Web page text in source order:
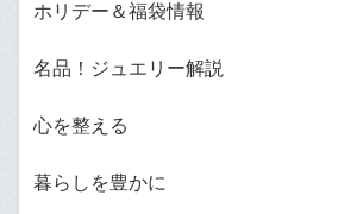
ホリデー＆福袋情報
名品！ジュエリー解説
心を整える
暮らしを豊かに